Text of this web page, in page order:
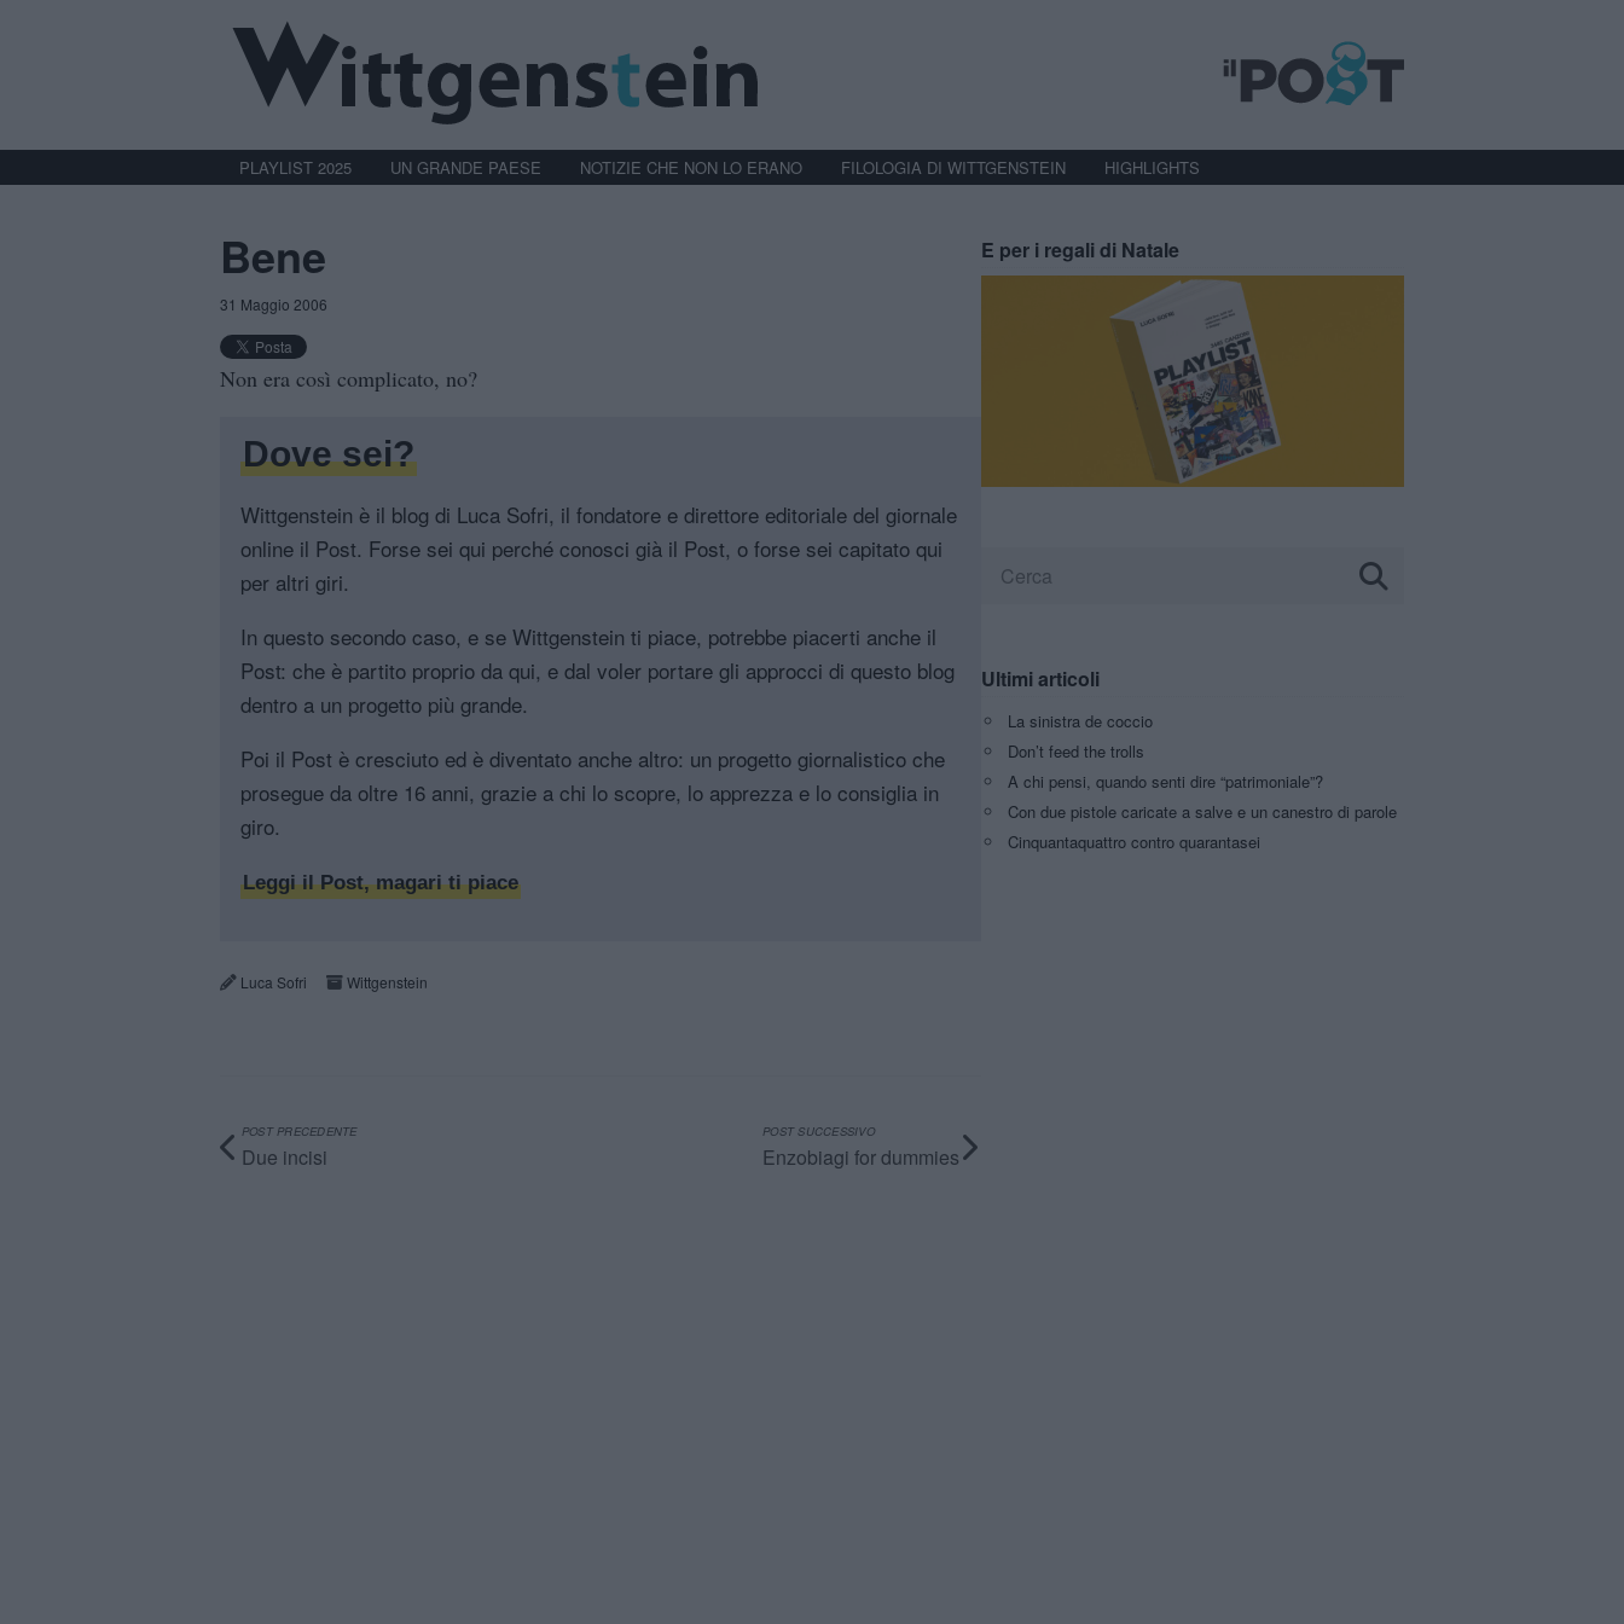
PLAYLIST 2025 UN GRANDE PAESE NOTIZIE CHE NON LO ERANO FILOLOGIA DI WITTGENSTEIN HIGHLIGHTS
Bene
31 Maggio 2006
Non era così complicato, no?
Dove sei?
Wittgenstein è il blog di Luca Sofri, il fondatore e direttore editoriale del giornale
online il Post. Forse sei qui perché conosci già il Post, o forse sei capitato qui
per altri giri.
In questo secondo caso, e se Wittgenstein ti piace, potrebbe piacerti anche il
Post: che è partito proprio da qui, e dal voler portare gli approcci di questo blog
dentro a un progetto più grande.
Poi il Post è cresciuto ed è diventato anche altro: un progetto giornalistico che
prosegue da oltre 16 anni, grazie a chi lo scopre, lo apprezza e lo consiglia in
giro.
Leggi il Post, magari ti piace
Luca Sofri Wittgenstein
POST PRECEDENTE
Due incisi
POST SUCCESSIVO
Enzobiagi for dummies
E per i regali di Natale
Ultimi articoli
La sinistra de coccio
Don’t feed the trolls
A chi pensi, quando senti dire “patrimoniale”?
Con due pistole caricate a salve e un canestro di parole
Cinquantaquattro contro quarantasei